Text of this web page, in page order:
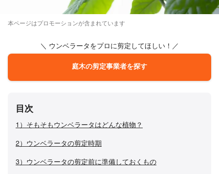
本ページはプロモーションが含まれています
＼ ウンベラータをプロに剪定してほしい！／
庭木の剪定事業者を探す
目次
1）そもそもウンベラータはどんな植物？
2）ウンベラータの剪定時期
3）ウンベラータの剪定前に準備しておくもの